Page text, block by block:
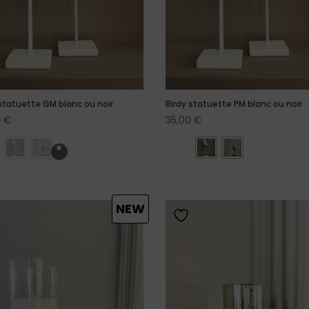
GM blanc ou noir
€
Birdy statuette PM blanc ou noir
35,00 €
NEW